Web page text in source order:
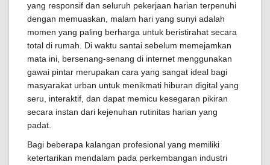
yang responsif dan seluruh pekerjaan harian terpenuhi
dengan memuaskan, malam hari yang sunyi adalah
momen yang paling berharga untuk beristirahat secara
total di rumah. Di waktu santai sebelum memejamkan
mata ini, bersenang-senang di internet menggunakan
gawai pintar merupakan cara yang sangat ideal bagi
masyarakat urban untuk menikmati hiburan digital yang
seru, interaktif, dan dapat memicu kesegaran pikiran
secara instan dari kejenuhan rutinitas harian yang
padat.
Bagi beberapa kalangan profesional yang memiliki
ketertarikan mendalam pada perkembangan industri